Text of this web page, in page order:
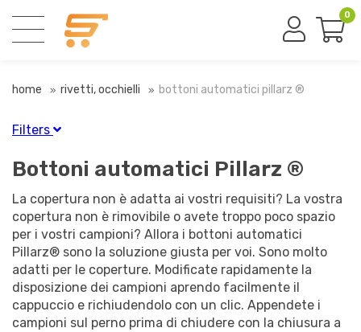
0
home rivetti, occhielli bottoni automatici pillarz ®
Filters
Finitura
Nero(7)
Nichelato(7)
Ottone placcato (7)
Materiale
Metallo(28)
Bottoni automatici Pillarz ®
La copertura non è adatta ai vostri requisiti? La vostra
copertura non è rimovibile o avete troppo poco spazio
per i vostri campioni? Allora i bottoni automatici
Pillarz® sono la soluzione giusta per voi. Sono molto
adatti per le coperture. Modificate rapidamente la
disposizione dei campioni aprendo facilmente il
cappuccio e richiudendolo con un clic. Appendete i
campioni sul perno prima di chiudere con la chiusura a